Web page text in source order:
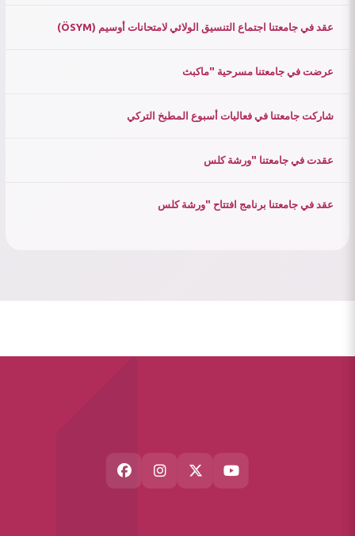
عقد في جامعتنا اجتماع التنسيق الولائي لامتحانات أوسيم (ÖSYM)
عرضت في جامعتنا مسرحية "ماكبث
شاركت جامعتنا في فعاليات أسبوع المطبخ التركي
عقدت في جامعتنا "ورشة كلس
عقد في جامعتنا برنامج افتتاح "ورشة كلس